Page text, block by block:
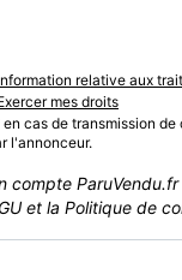
relative aux
mes droits
cas de transmission
l'annonceur.
compte
et la Politique de